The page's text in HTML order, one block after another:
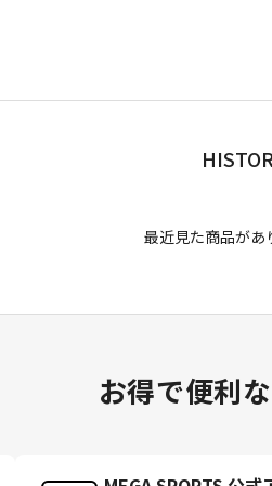
最近見た商品があ
お得で便利